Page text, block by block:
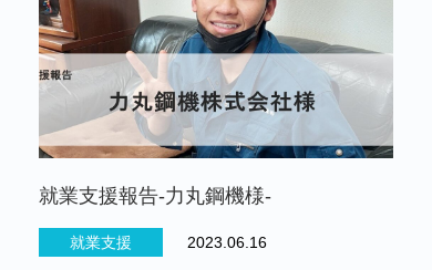
就業支援報告-力丸鋼機様-
就業支援 2023.06.16